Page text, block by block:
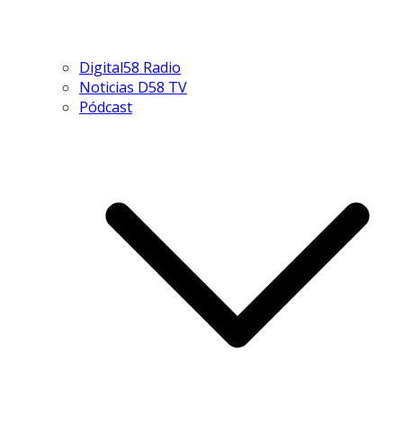
Digital58 Radio
Noticias D58 TV
Pódcast